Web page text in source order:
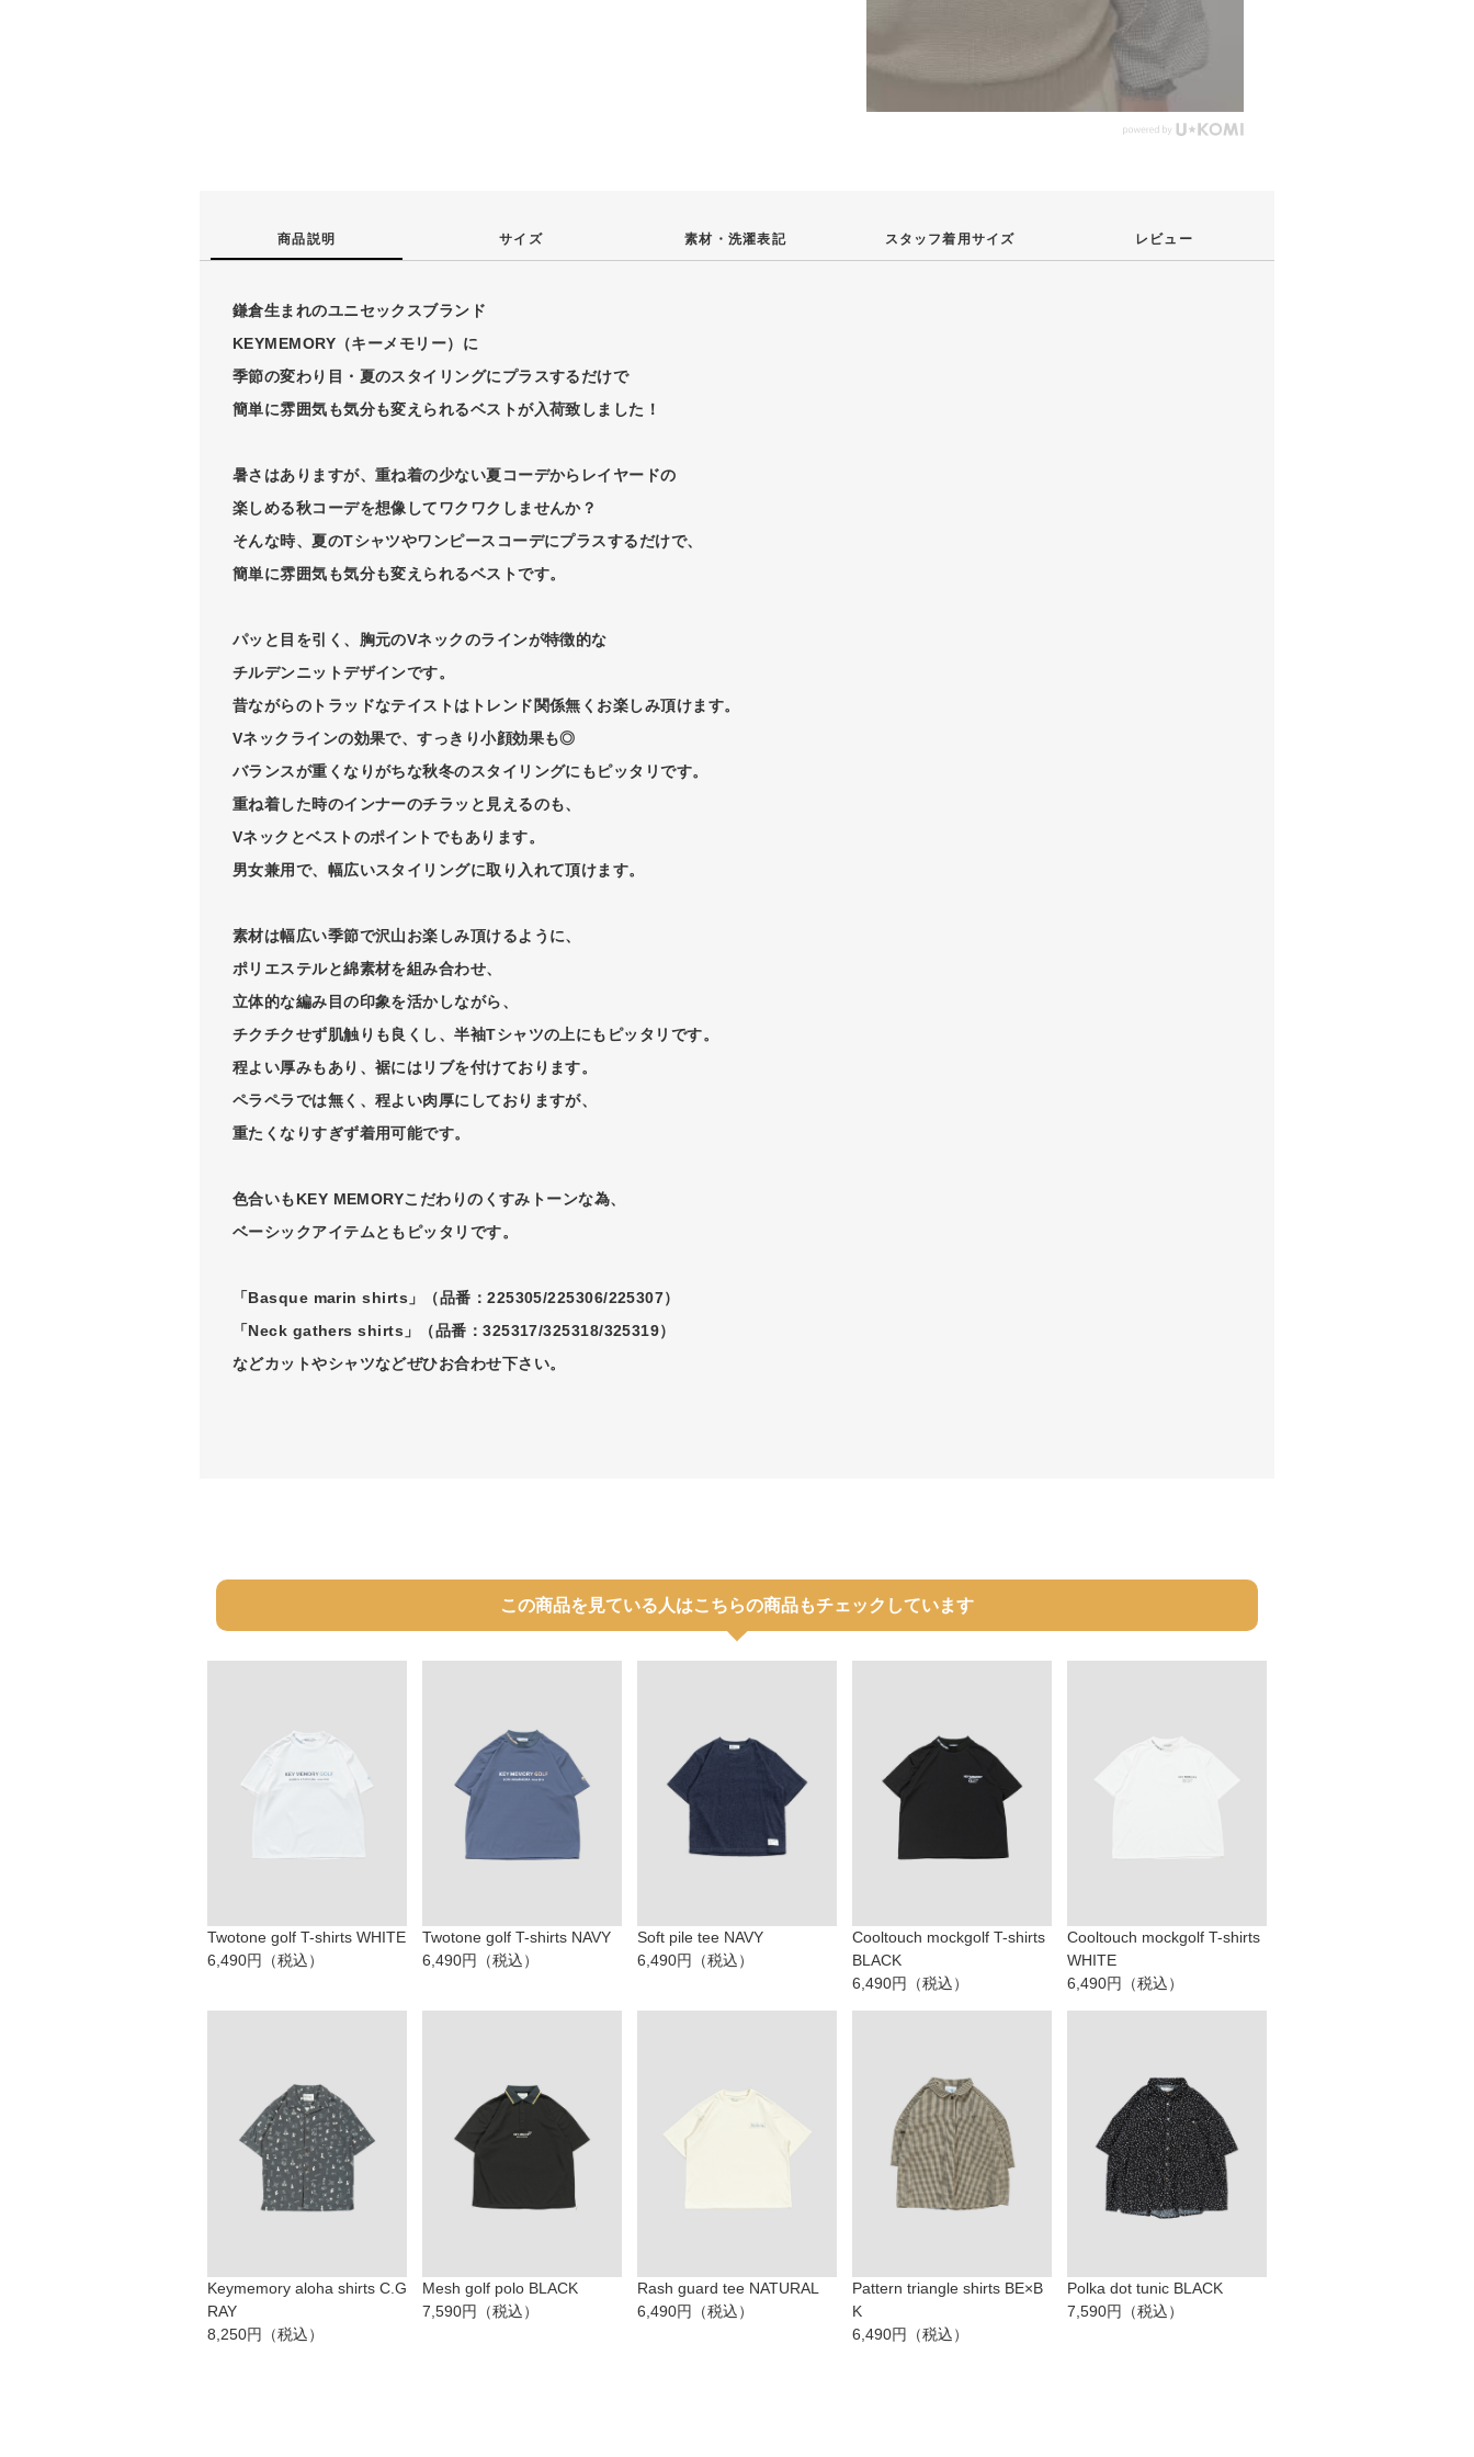
商品説明 サイズ 素材・ 洗濯表記 スタッフ着用サイズ レビュー
鎌倉生まれのユニセックスブランド
KEYMEMORY（キーメモリー）に
季節の変わり目・夏のスタイリングにプラスするだけで
簡単に雰囲気も気分も変えられるベストが入荷致しました！
暑さはありますが、重ね着の少ない夏コーデからレイヤードの
楽しめる秋コーデを想像してワクワクしませんか？
そんな時、夏のTシャツやワンピースコーデにプラスするだけで、
簡単に雰囲気も気分も変えられるベストです。
パッと目を引く、胸元のVネックのラインが特徴的な
チルデンニットデザインです。
昔ながらのトラッドなテイストはトレンド関係無くお楽しみ頂けます。
Vネックラインの効果で、すっきり小顔効果も◎
バランスが重くなりがちな秋冬のスタイリングにもピッタリです。
重ね着した時のインナーのチラッと見えるのも、
Vネックとベストのポイントでもあります。
男女兼用で、幅広いスタイリングに取り入れて頂けます。
素材は幅広い季節で沢山お楽しみ頂けるように、
ポリエステルと綿素材を組み合わせ、
立体的な編み目の印象を活かしながら、
チクチクせず肌触りも良くし、半袖Tシャツの上にもピッタリです。
程よい厚みもあり、裾にはリブを付けております。
ペラペラでは無く、程よい肉厚にしておりますが、
重たくなりすぎず着用可能です。
色合いもKEY MEMORYこだわりのくすみトーンな為、
ベーシックアイテムともピッタリです。
「Basque marin shirts」（品番：225305/225306/225307）
「Neck gathers shirts」（品番：325317/325318/325319）
などカットやシャツなどぜひお合わせ下さい。
この商品を見ている人はこちらの商品もチェックしています
Twotone golf T-shirts WHITE
6,490円（税込）
Twotone golf T-shirts NAVY
6,490円（税込）
Soft pile tee NAVY
6,490円（税込）
Cooltouch mockgolf T-shirts
BLACK
6,490円（税込）
Cooltouch mockgolf T-shirts
WHITE
6,490円（税込）
Keymemory aloha shirts C.G
RAY
8,250円（税込）
Mesh golf polo BLACK
7,590円（税込）
Rash guard tee NATURAL
6,490円（税込）
Pattern triangle shirts BE×B
K
6,490円（税込）
Polka dot tunic BLACK
7,590円（税込）